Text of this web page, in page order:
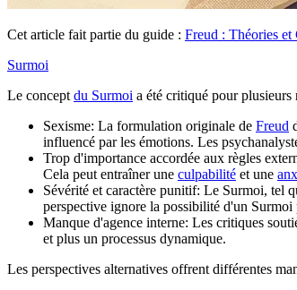
Cet article fait partie du guide : Freud : Théories et
Surmoi
Le concept du Surmoi a été critiqué pour plusieurs
Sexisme: La formulation originale de Freud
influencé par les émotions. Les
Trop d'importance accordée aux règles
Cela peut entraîner une culpabilité et une
Sévérité et caractère punitif: Le Surmoi, tel
perspective ignore la possibilité d'un
Manque d'agence interne: Les critiques
et plus un processus dynamique.
Les perspectives alternatives offrent différentes